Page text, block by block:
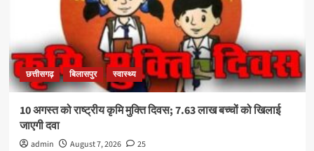
छत्तीसगढ़ बिलासपुर स्वास्थ्य
10 अगस्त को राष्ट्रीय कृमि मुक्ति दिवस; 7.63 लाख बच्चों को खिलाई
जाएगी दवा
admin August 7, 2026 25